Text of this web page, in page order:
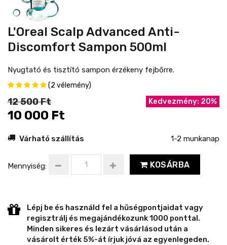
L'Oreal Scalp Advanced Anti-
Discomfort Sampon 500ml
Nyugtató és tisztító sampon érzékeny fejbőrre.
(2 vélemény)
12 500 Ft
10 000 Ft
Kedvezmény: 20%
Várható szállítás 1-2 munkanap
Mennyiség: KOSÁRBA
Lépj be és használd fel a hűségpontjaidat vagy
regisztrálj és megajándékozunk 1000 ponttal.
Minden sikeres és lezárt vásárlásod után a
vásárolt érték 5%-át írjuk jóvá az egyenlegeden.